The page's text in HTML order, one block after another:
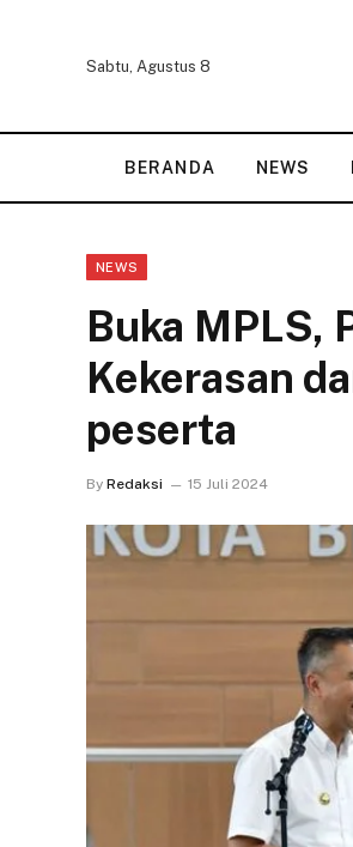
Sabtu, Agustus 8
BERANDA NEWS
NEWS
Buka MPLS,
Kekerasan
peserta
By Redaksi 15 Juli 2024